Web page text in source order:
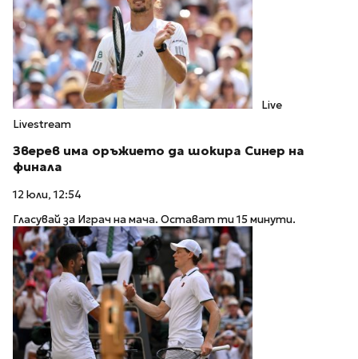
Live
Livestream
Зверев има оръжието да шокира Синер на
финала
12 юли, 12:54
Гласувай за Играч на мача. Остават ти 15 минути.